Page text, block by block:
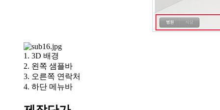
1. 3D 배경
2. 왼쪽 샘플바
3. 오른쪽 연락처
4. 하단 메뉴바